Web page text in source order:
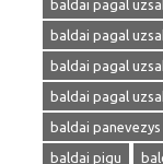
baldai pagal
baldai pagal
baldai pagal
baldai pagal
baldai panevezys
baldai pigu